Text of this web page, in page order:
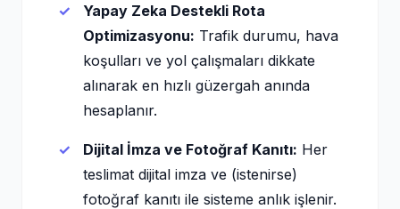
Yapay Zeka Destekli Rota
Optimizasyonu: Trafik durumu, hava
koşulları ve yol çalışmaları dikkate
alınarak en hızlı güzergah anında
hesaplanır.
Dijital İmza ve Fotoğraf Kanıtı: Her
teslimat dijital imza ve (istenirse)
fotoğraf kanıtı ile sisteme anlık işlenir.